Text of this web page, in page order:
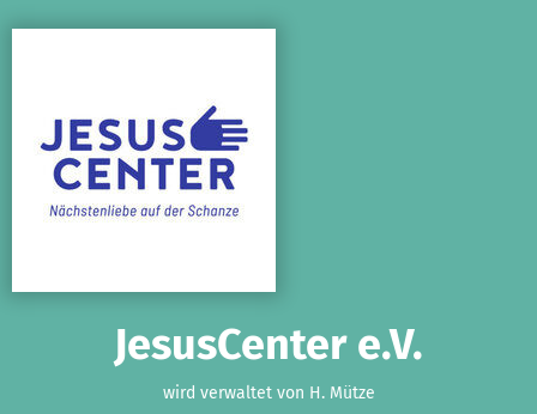
JesusCenter e.V.
wird verwaltet von H. Mütze